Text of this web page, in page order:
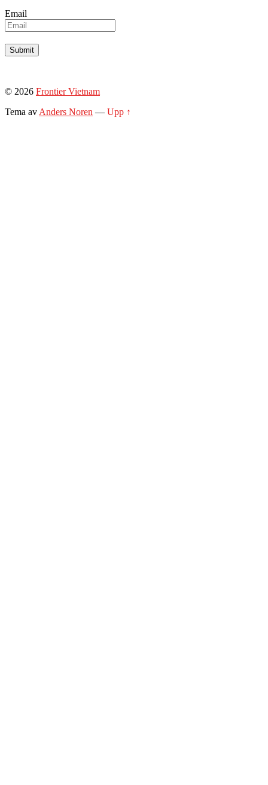
Email
© 2026 Frontier Vietnam
Tema avAnders Noren — Upp ↑